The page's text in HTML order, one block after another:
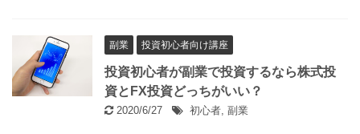
副業 投資初心者向け講座
投資初心者が副業で投資するなら株式投
資とFX投資どっちがいい？
2020/6/27 初心者, 副業